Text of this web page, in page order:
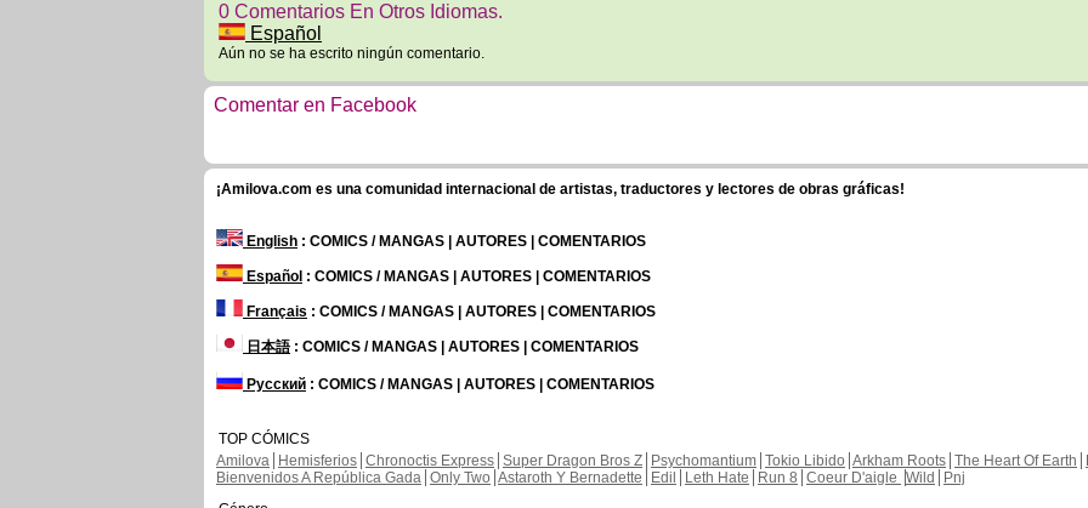
0 Comentarios En Otros Idiomas.
Español
Aún no se ha escrito ningún comentario.
Comentar en Facebook
¡Amilova.com es una comunidad internacional de artistas, traductores y lectores de obras gráficas!
English : COMICS / MANGAS | AUTORES | COMENTARIOS
Español : COMICS / MANGAS | AUTORES | COMENTARIOS
Français : COMICS / MANGAS | AUTORES | COMENTARIOS
日本語: COMICS / MANGAS | AUTORES | COMENTARIOS
Русский : COMICS / MANGAS | AUTORES | COMENTARIOS
TOP CÓMICS
Amilova
Hemisferios Chronoctis Express Super Dragon Bros Z Psychomantium Tokio Libido Arkham Roots The Heart Of Earth
Bienvenidos A República Gada Only Two Astaroth Y Bernadette Edil Leth Hate Run 8 Coeur D'aigle Wild
Pnj